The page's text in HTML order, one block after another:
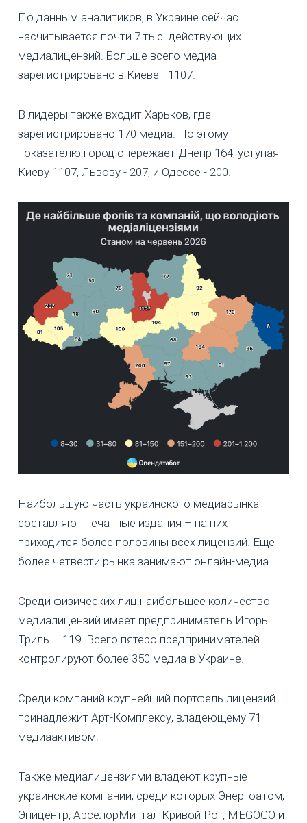
По данным аналитиков, в Украине сейчас
насчитывается почти 7 тыс. действующих
медиалицензий. Больше всего медиа
зарегистрировано в Киеве - 1107.
В лидеры также входит Харьков, где
зарегистрировано 170 медиа. По этому
показателю город опережает Днепр 164, уступая
Киеву 1107, Львову - 207, и Одессе - 200.
Наибольшую часть украинского медиарынка
составляют печатные издания – на них
приходится более половины всех лицензий. Еще
более четверти рынка занимают онлайн-медиа.
Среди физических лиц наибольшее количество
медиалицензий имеет предприниматель Игорь
Триль – 119. Всего пятеро предпринимателей
контролируют более 350 медиа в Украине.
Среди компаний крупнейший портфель лицензий
принадлежит Арт-Комплексу, владеющему 71
медиаактивом.
Также медиалицензиями владеют крупные
украинские компании, среди которых Энергоатом,
Эпицентр, АрселорМиттал Кривой Рог, MEGOGO и